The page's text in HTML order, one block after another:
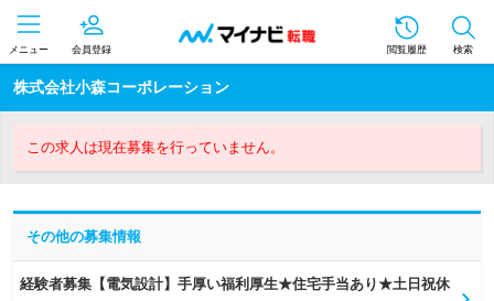
メニュー 会員登録 閲覧履歴 検索
株式会社小森コーポレーション
この求人は現在募集を行っていません。
その他の募集情報
経験者募集【電気設計】手厚い福利厚生★住宅手当あり★土日祝休